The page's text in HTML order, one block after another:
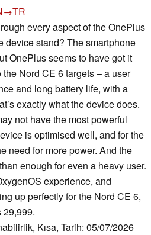
every aspect of the OnePlus
device stand? The smartphone
OnePlus seems to have got it
Nord CE 6 targets – a user
and long battery life, with a
exactly what the device does.
not have the most powerful
is optimised well, and for the
need for more power. And the
enough for even a heavy user.
experience, and
up perfectly for the Nord CE 6,
29,999.
Kısa, Tarih: 05/07/2026